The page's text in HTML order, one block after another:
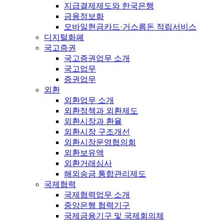
지급결제제도와 한국은행
금융정보화
모바일현금카드·거스름돈 적립서비스
디지털화폐
국고증권
국고증권업무 소개
국고업무
증권업무
외환
외환업무 소개
외환정책과 외환제도
외환시장과 환율
외환시장 구조개선
외환시장운영협의회
외환보유액
외환거래심사
해외송금 통합관리제도
국제협력
국제협력업무 소개
중앙은행 협력기구
국제금융기구 및 국제회의체